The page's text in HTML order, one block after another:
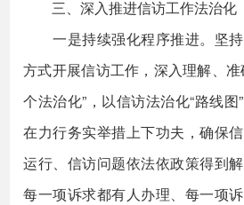
三、深入推进信访工作法治化
一是持续强化程序推进。坚持
方式开展信访工作，深入理解、
个法治化”，以信访法治化“路线图
在力行务实举措上下功夫，确保
运行、信访问题依法依政策得到
每一项诉求都有人办理、每一项